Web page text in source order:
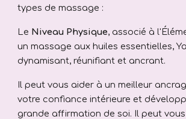
types de massage :
Le Niveau Physique, associé à
un massage aux huiles essentielles,
dynamisant, réunifiant et ancrant.
Il peut vous aider à un meilleur
votre confiance intérieure et
grande affirmation de soi. Il peut